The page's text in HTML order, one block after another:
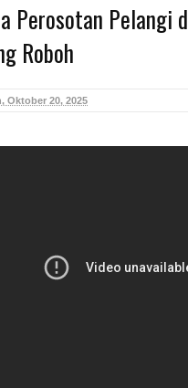
Perosotan Pelangi
Roboh
Oktober 20, 2025